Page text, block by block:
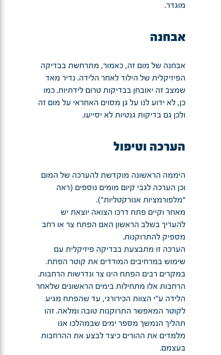
מוגדר.
אבחנה
אבחנה של מום זה, כאמור, מתרחשת בבדיקה
הפיזיקלית של הילוד לאחר הלידה. נדיר מאד
שמצב זה יאובחן בבדיקות טרום לידתיות. כמו
כן, לא ידוע לנו על גן מסוים האחראי על מום זה
ולכן גם בדיקות גנטיות לא יסייעו.
הערכה וטיפול
היממה הראשונה מוקדשת להערכה של המום
וכן הערכה לגבי קיום מומים נוספים (ראה
"מלפורמציות אנורקטליות").
מאחר וקיים פתח דרכו הצואה יוצאת יש
להעריך בשלב הראשון האם הפתח צר או רחב
מספיק להתרוקנות.
הערכה זו מתבצעת בבדיקה פיזיקלית עם
שימוש במרחיבים המודדים את קוטר הפתח.
במקרים רבים הפתח הינו צר ונדרשות הרחבות.
הרחבות אלו מתחילות בימים הראשונים שלאחר
הלידה ע"י הצוות הכירורגי, עד שהפתח מגיע
לקוטר המאפשר התרוקנות טובה ומלאה. זהו
תהליך הנמשך מספר ימים שבמהלכו אנו
מלמדים את ההורים כיצד לבצע את ההרחבות
בעצמם.